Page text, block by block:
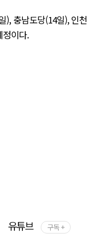
), 충남도당(14일), 인천
정이다.
유튜브 구독 +